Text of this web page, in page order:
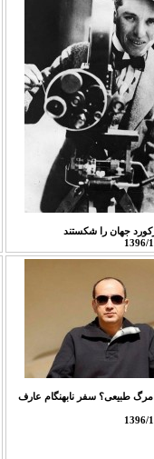
جهان را شکستند
1396/
طبیعی؟ سفر نابهنگام عارف
1396/